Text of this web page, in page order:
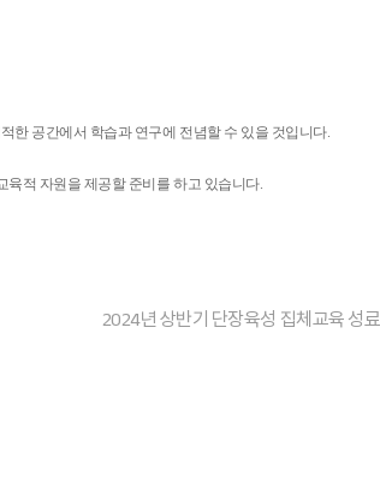
한 공간에서 학습과 연구에 전념할 수 있을 것입니다.
육적 자원을 제공할 준비를 하고 있습니다.
2024년 상반기 단장육성 집체교육 성료